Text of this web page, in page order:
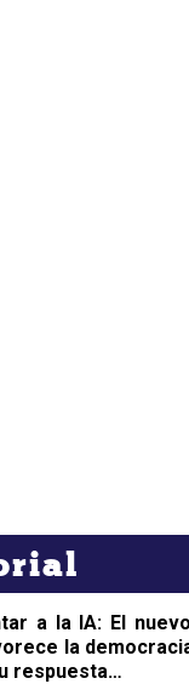
a la IA: El
la
respuesta…